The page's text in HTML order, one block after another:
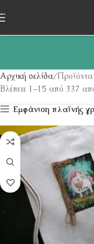
Skip to navigation
Skip to main content
Αρχική σελίδα Προϊόντα
Βλέπετε 1–15 από 337
Εμφάνιση πλαϊνής